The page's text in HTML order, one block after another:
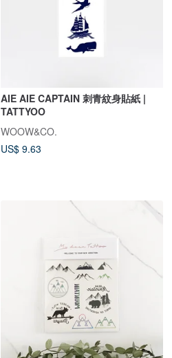
AIE AIE CAPTAIN 刺青紋身貼紙 |
TATTYOO
WOOW&CO.
US$ 9.63